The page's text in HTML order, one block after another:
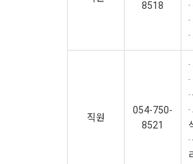
8518
직원
054-750-
8521